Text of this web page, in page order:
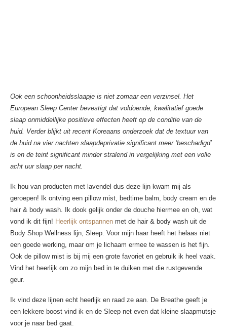
Ook een schoonheidsslaapje is niet zomaar een verzinsel. Het
European Sleep Center bevestigt dat voldoende, kwalitatief goede
slaap onmiddellijke positieve effecten heeft op de conditie van de
huid. Verder blijkt uit recent Koreaans onderzoek dat de textuur van
de huid na vier nachten slaapdeprivatie significant meer ‘beschadigd’
is en de teint significant minder stralend in vergelijking met een volle
acht uur slaap per nacht.
Ik hou van producten met lavendel dus deze lijn kwam mij als
geroepen! Ik ontving een pillow mist, bedtime balm, body cream en de
hair & body wash. Ik dook gelijk onder de douche hiermee en oh, wat
vond ik dit fijn! Heerlijk ontspannen met de hair & body wash uit de
Body Shop Wellness lijn, Sleep. Voor mijn haar heeft het helaas niet
een goede werking, maar om je lichaam ermee te wassen is het fijn.
Ook de pillow mist is bij mij een grote favoriet en gebruik ik heel vaak.
Vind het heerlijk om zo mijn bed in te duiken met die rustgevende
geur.
Ik vind deze lijnen echt heerlijk en raad ze aan. De Breathe geeft je
een lekkere boost vind ik en de Sleep net even dat kleine slaapmutsje
voor je naar bed gaat.